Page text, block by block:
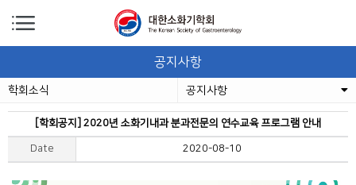
공지사항
학회소식 공지사항
[학회공지] 2020년 소화기내과 분과전문의 연수교육 프로그램 안내
Date 2020-08-10